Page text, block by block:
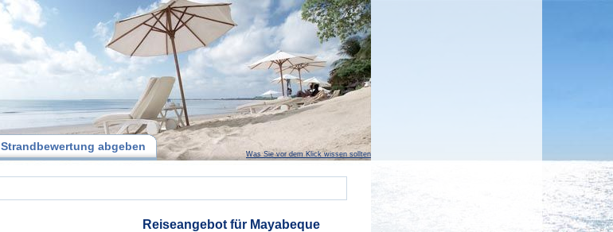
Strandbewertung abgeben
Was Sie vor dem Klick wissen sollten
Reiseangebot für Mayabeque